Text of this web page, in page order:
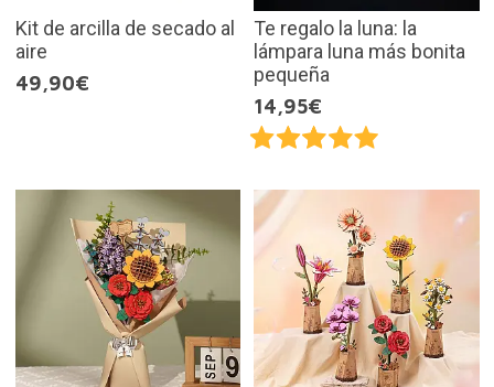
Kit de arcilla de secado al
aire
49,90€
Te regalo la luna: la
lámpara luna más bonita
pequeña
14,95€